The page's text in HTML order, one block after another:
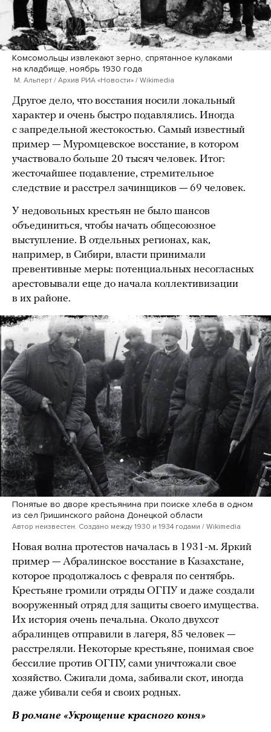
Комсомольцы извлекают зерно, спрятанное кулаками
на кладбище, ноябрь 1930 года
М. Альперт / Архив РИА «Новости» / Wikimedia
Другое дело, что восстания носили локальный
характер и очень быстро подавлялись. Иногда
с запредельной жестокостью. Самый известный
пример — Муромцевское восстание, в котором
участвовало больше 20 тысяч человек. Итог:
жесточайшее подавление, стремительное
следствие и расстрел зачинщиков — 69 человек.
У недовольных крестьян не было шансов
объединиться, чтобы начать общесоюзное
выступление. В отдельных регионах, как,
например, в Сибири, власти принимали
превентивные меры: потенциальных несогласных
арестовывали еще до начала коллективизации
в их районе.
Понятые во дворе крестьянина при поиске хлеба в одном
из сел Гришинского района Донецкой области
Автор неизвестен. Создано между 1930 и 1934 годами / Wikimedia
Новая волна протестов началась в 1931-м. Яркий
пример — Абралинское восстание в Казахстане,
которое продолжалось с февраля по сентябрь.
Крестьяне громили отряды ОГПУ и даже создали
вооруженный отряд для защиты своего имущества.
Их история очень печальна. Около двухсот
абралинцев отправили в лагеря, 85 человек —
расстреляли. Некоторые крестьяне, понимая свое
бессилие против ОГПУ, сами уничтожали свое
хозяйство. Сжигали дома, забивали скот, иногда
даже убивали себя и своих родных.
В романе «Укрощение красного коня»